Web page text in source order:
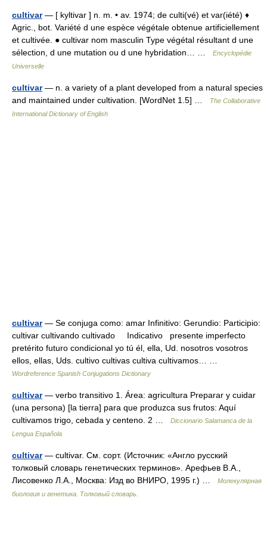
cultivar— [ kyltivar ] n. m. • av. 1974; de culti(vé) et var(iété) ♦
Agric., bot. Variété d une espèce végétale obtenue artificiellement
et cultivée. ● cultivar nom masculin Type végétal résultant d une
sélection, d une mutation ou d une hybridation… …
Encyclopédie
Universelle
cultivar— n. a variety of a plant developed from a natural species
and maintained under cultivation. [WordNet 1.5] …
The Collaborative
International Dictionary of English
cultivar— Se conjuga como: amar Infinitivo: Gerundio: Participio:
cultivar cultivando cultivado Indicativo presente imperfecto
pretérito futuro condicional yo tú él, ella, Ud. nosotros vosotros
ellos, ellas, Uds. cultivo cultivas cultiva cultivamos… …
Wordreference Spanish Conjugations Dictionary
cultivar— verbo transitivo 1. Área: agricultura Preparar y cuidar
(una persona) [la tierra] para que produzca sus frutos: Aquí
cultivamos trigo, cebada y centeno. 2 …
Diccionario Salamanca de la
Lengua Española
cultivar— cultivar. См. сорт. (Источник: «Англо русский
толковый словарь генетических терминов». Арефьев В.А.,
Лисовенко Л.А., Москва: Изд во ВНИРО, 1995 г.) …
Молекулярная
биология и генетика. Толковый словарь.